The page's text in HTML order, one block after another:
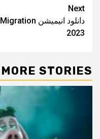
Post
navigation
Next
دانلود انیمیشن Migration
2023
MORE STORIES